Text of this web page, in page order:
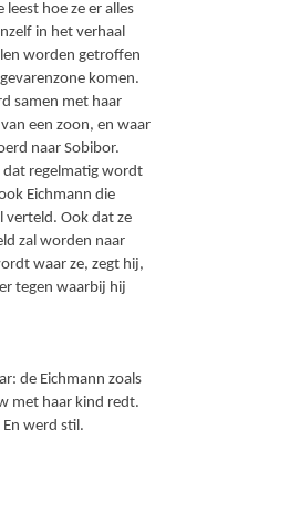
hoe ze er alles
in het verhaal
worden getroffen
komen.
samen met haar
een zoon, en waar
naar Sobibor.
dat regelmatig wordt
Eichmann die
Ook dat ze
zal worden naar
waar ze, zegt hij,
tegen waarbij hij
de Eichmann zoals
met haar kind redt.
werd stil.